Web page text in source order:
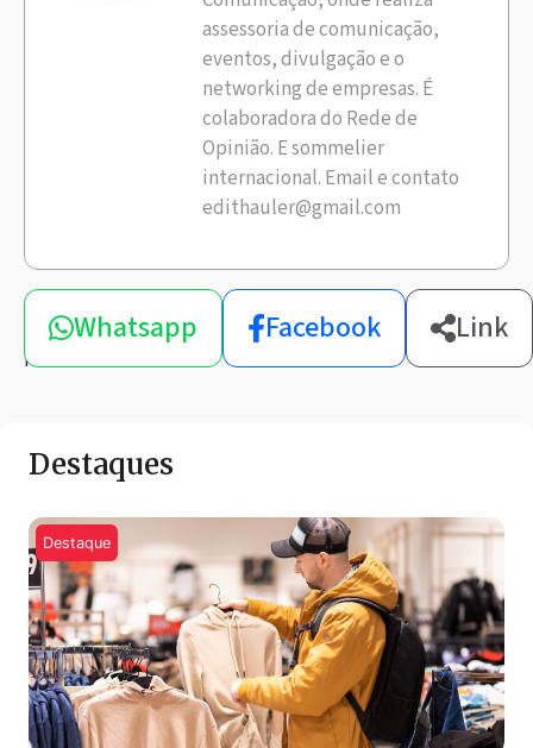
assessoria de comunicação,
eventos, divulgação e o
networking de empresas. É
colaboradora do Rede de
Opinião. E sommelier
internacional. Email e contato
edithauler@gmail.com
Compartilhe
esta
notícia
Whatsapp Facebook Link
Destaques